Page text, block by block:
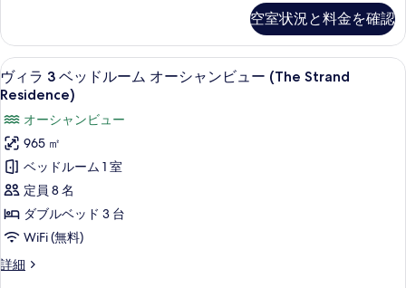
べ
て
の
写
真
を
表
示
す
詳
細
ド
ル
ー
ム
オ
ー
シ
ャ
ン
ビ
ュ
ス
イ
ー
ト
ベ
ッ
ド
ル
ー
オ
ー
ャ
空室状況と料金を確認
ヴ
ィ
ラ
3
ベ
ッ
ド
ル
ム
ヴィラ 3 ベッドルーム オーシャンビ
11
ヴィラ 3 ベッドルーム オーシャンビュー (The Strand
Residence)
オーシャンビュー
965 ㎡
ベッドルーム 1 室
定員 8 名
ダブルベッド 3 台
WiFi (無料)
詳細
ヴ